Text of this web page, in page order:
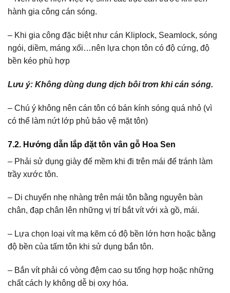
hành gia công cán sóng.
– Khi gia công đặc biệt như cán Kliplock, Seamlock, sóng
ngói, diềm, máng xối…nên lựa chọn tôn có độ cứng, độ
bền kéo phù hợp
Lưu ý: Không dùng dung dịch bôi trơn khi cán sóng.
– Chú ý không nên cán tôn có bán kính sóng quá nhỏ (vì
có thể làm nứt lớp phủ bảo vệ mặt tôn)
7.2. Hướng dẫn lắp đặt tôn vân gỗ Hoa Sen
– Phải sử dụng giày đế mềm khi đi trên mái để tránh làm
trầy xước tôn.
– Di chuyển nhẹ nhàng trên mái tôn bằng nguyên bàn
chân, đạp chân lên những vị trí bắt vít với xà gồ, mái.
– Lựa chọn loại vít mạ kẽm có độ bền lớn hơn hoặc bằng
độ bền của tấm tôn khi sử dụng bắn tôn.
– Bắn vít phải có vòng đệm cao su tổng hợp hoặc những
chất cách ly không dễ bị oxy hóa.